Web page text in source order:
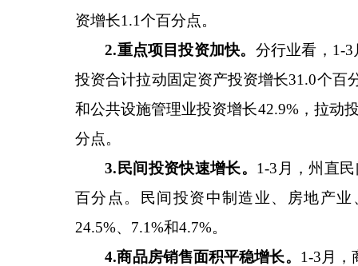
资增长1.1个百分点。
2.重点项目投资加快。 分行业看， 1-3
投资合计拉动固定资产投资增长31.0个百
和公共设施管理业投资增长42.9%，拉动
分点。
3.民间投资快速增长。 1-3 月，州直
百分点。民间投资中制造业、房地产
24.5%、 7.1%和4.7%。
4.商品房销售面积平稳增长。 1-3 月，